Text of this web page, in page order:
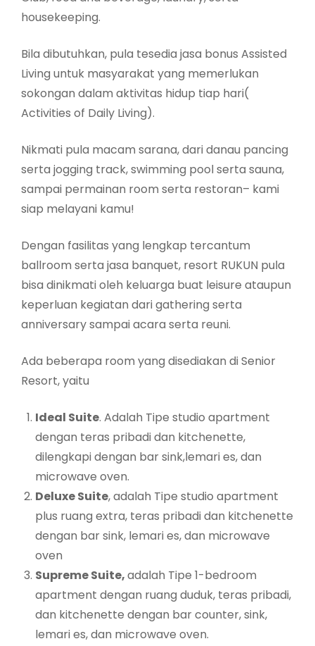
housekeeping.
Bila dibutuhkan, pula tesedia jasa bonus Assisted
Living untuk masyarakat yang memerlukan
sokongan dalam aktivitas hidup tiap hari(
Activities of Daily Living).
Nikmati pula macam sarana, dari danau pancing
serta jogging track, swimming pool serta sauna,
sampai permainan room serta restoran– kami
siap melayani kamu!
Dengan fasilitas yang lengkap tercantum
ballroom serta jasa banquet, resort RUKUN pula
bisa dinikmati oleh keluarga buat leisure ataupun
keperluan kegiatan dari gathering serta
anniversary sampai acara serta reuni.
Ada beberapa room yang disediakan di Senior
Resort, yaitu
Ideal Suite. Adalah Tipe studio apartment
dengan teras pribadi dan kitchenette,
dilengkapi dengan bar sink,lemari es, dan
microwave oven.
Deluxe Suite, adalah Tipe studio apartment
plus ruang extra, teras pribadi dan kitchenette
dengan bar sink, lemari es, dan microwave
oven
Supreme Suite,adalah Tipe 1-bedroom
apartment dengan ruang duduk, teras pribadi,
dan kitchenette dengan bar counter, sink,
lemari es, dan microwave oven.